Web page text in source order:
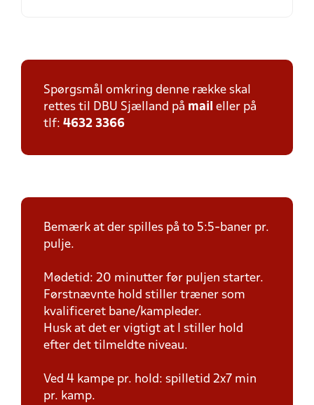
Spørgsmål omkring denne række skal
rettes til DBU Sjælland på mail eller på
tlf: 4632 3366
Bemærk at der spilles på to 5:5-baner pr.
pulje.
Mødetid: 20 minutter før puljen starter.
Førstnævnte hold stiller træner som
kvalificeret bane/kampleder.
Husk at det er vigtigt at I stiller hold
efter det tilmeldte niveau.
Ved 4 kampe pr. hold: spilletid 2x7 min
pr. kamp.